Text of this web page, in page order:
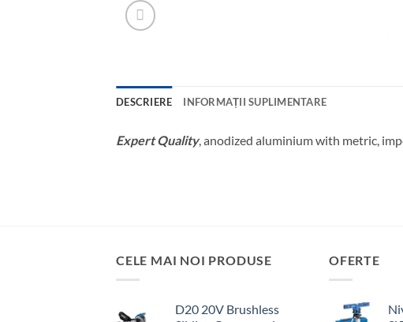
DESCRIERE INFORMAȚII SUPLIMENTARE
Expert Quality, anodized aluminium with metric,
CELE MAI NOI PRODUSE
D20 20V Brushless
OFERTE